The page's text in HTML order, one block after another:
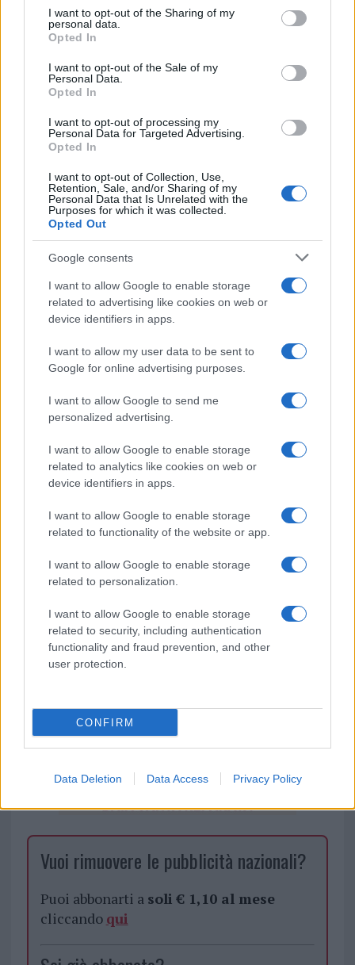
not limited to your visit or usage behaviour. You may click to
grant or deny consent to Google and its third-party tags to
use your data for below specified purposes in below Google
consent section.
I want to opt-out of the Sharing of my
personal data.
Opted In
I want to opt-out of the Sale of my
Personal Data.
Opted In
I want to opt-out of processing my
Personal Data for Targeted Advertising.
Opted In
I want to opt-out of Collection, Use,
Retention, Sale, and/or Sharing of my
Personal Data that Is Unrelated with the
Purposes for which it was collected.
Opted Out
Google consents
I want to allow Google to enable storage
related to advertising like cookies on web or
device identifiers in apps.
I want to allow my user data to be sent to
Google for online advertising purposes.
I want to allow Google to send me
personalized advertising.
I want to allow Google to enable storage
related to analytics like cookies on web or
device identifiers in apps.
I want to allow Google to enable storage
related to functionality of the website or app.
I want to allow Google to enable storage
related to personalization.
I want to allow Google to enable storage
related to security, including authentication
functionality and fraud prevention, and other
user protection.
CONFIRM
Data Deletion Data Access Privacy Policy
Vuoi rimuovere le pubblicità nazionali?
Puoi abbonarti a soli € 1,10 al mese
cliccando qui